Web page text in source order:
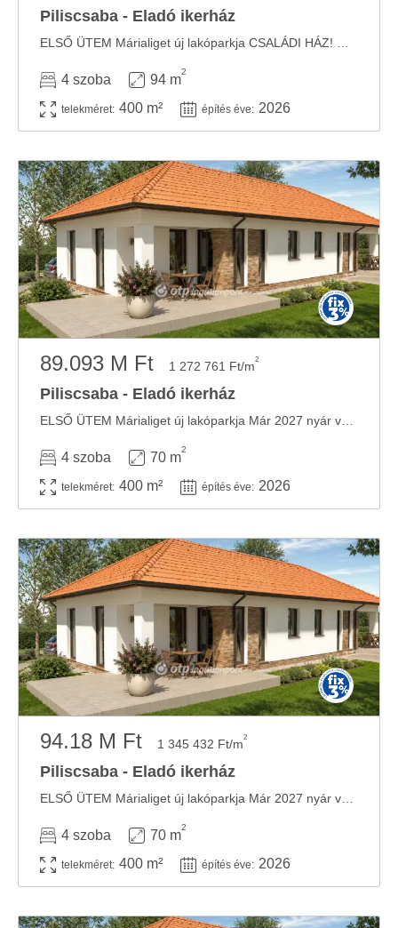
Piliscsaba - Eladó ikerház
4 szoba 94 m
2
telekméret: 400 m² építés éve: 2026
89.093 M Ft 1 272 761 Ft/m2
Piliscsaba - Eladó ikerház
4 szoba 70 m
2
telekméret: 400 m² építés éve: 2026
94.18 M Ft 1 345 432 Ft/m2
Piliscsaba - Eladó ikerház
4 szoba 70 m
2
telekméret: 400 m² építés éve: 2026